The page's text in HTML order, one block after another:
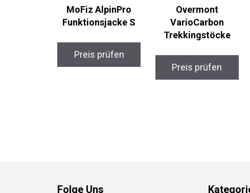
MoFiz AlpinPro
Funktionsjacke S
Preis prüfen
Overmont
VarioCarbon
Trekkingstöcke
Preis prüfen